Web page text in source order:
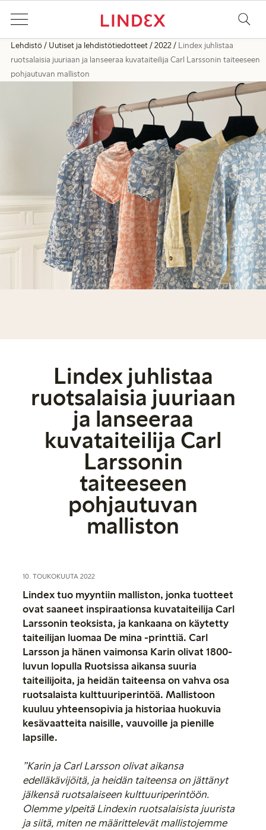
Lehdistö Uutiset ja lehdistötiedotteet 2022
Lindex juhlistaa
ruotsalaisia juuriaan ja lanseeraa kuvataiteilija Carl Larssonin taiteeseen
pohjautuvan malliston
Lindex juhlistaa
ruotsalaisia juuriaan
ja lanseeraa
kuvataiteilija Carl
Larssonin
taiteeseen
pohjautuvan
malliston
10. TOUKOKUUTA 2022
Lindex tuo myyntiin malliston, jonka tuotteet
ovat saaneet inspiraationsa kuvataiteilija Carl
Larssonin teoksista, ja kankaana on käytetty
taiteilijan luomaa De mina -printtiä. Carl
Larsson ja hänen vaimonsa Karin olivat 1800-
luvun lopulla Ruotsissa aikansa suuria
taiteilijoita, ja heidän taiteensa on vahva osa
ruotsalaista kulttuuriperintöä. Mallistoon
kuuluu yhteensopivia ja historiaa huokuvia
kesävaatteita naisille, vauvoille ja pienille
lapsille.
”Karin ja Carl Larsson olivat aikansa
edelläkävijöitä, ja heidän taiteensa on jättänyt
jälkensä ruotsalaiseen kulttuuriperintöön.
Olemme ylpeitä Lindexin ruotsalaisista juurista
ja siitä, miten ne määrittelevät mallistojemme